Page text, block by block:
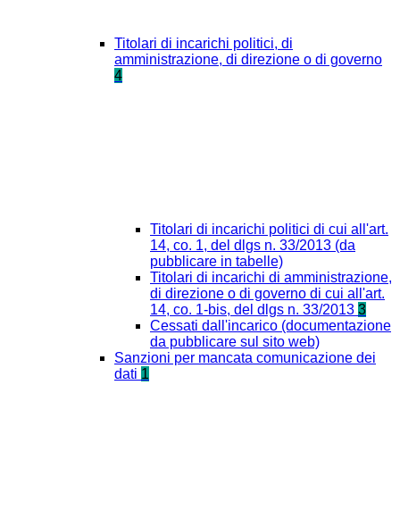
Titolari di incarichi politici, di
amministrazione, di direzione o di governo
4
Titolari di incarichi politici di cui all'art.
14, co. 1, del dlgs n. 33/2013 (da
pubblicare in tabelle)
Titolari di incarichi di amministrazione,
di direzione o di governo di cui all'art.
14, co. 1-bis, del dlgs n. 33/2013 3
Cessati dall'incarico (documentazione
da pubblicare sul sito web)
Sanzioni per mancata comunicazione dei
dati 1